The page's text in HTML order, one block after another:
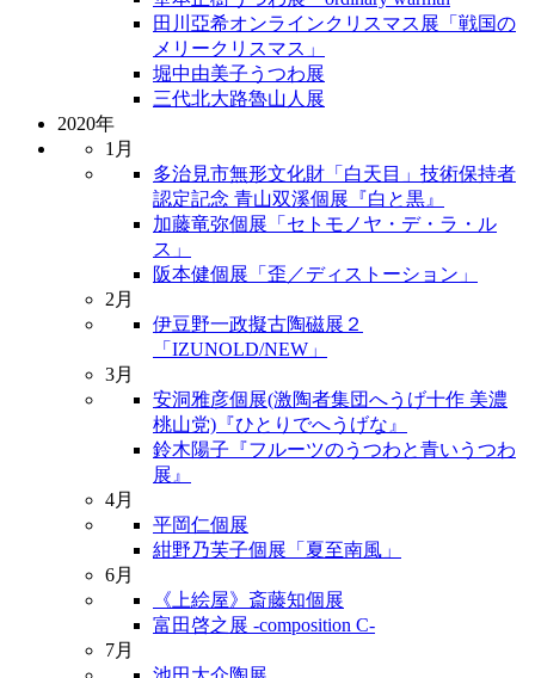
田川亞希オンラインクリスマス展「戦国の
メリークリスマス」
堀中由美子うつわ展
三代北大路魯山人展
2020年
1月
多治見市無形文化財「白天目」技術保持者
認定記念 青山双溪個展『白と黒』
加藤竜弥個展「セトモノヤ・デ・ラ・ル
ス」
阪本健個展「歪／ディストーション」
2月
伊豆野一政擬古陶磁展２
「IZUNOLD/NEW」
3月
安洞雅彦個展(激陶者集団へうげ十作 美濃
桃山党)『ひとりでへうげな』
鈴木陽子『フルーツのうつわと青いうつわ
展』
4月
平岡仁個展
紺野乃芙子個展「夏至南風」
6月
《上絵屋》斎藤知個展
富田啓之展 -composition C-
7月